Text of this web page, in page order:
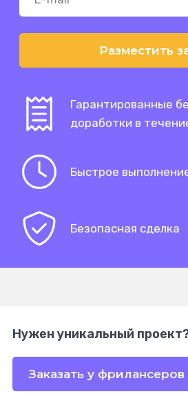
Разместить
Гарантированные
доработки в
Быстрое
Безопасная сделка
Нужен уникальный
Заказать у фрилансеров